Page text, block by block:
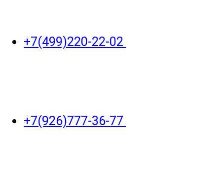
+7(499)220-22-02
+7(926)777-36-77